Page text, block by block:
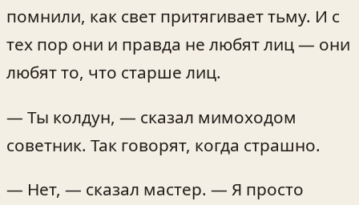
помнили, как свет притягивает тьму. И с
тех пор они и правда не любят лиц — они
любят то, что старше лиц.
— Ты колдун, — сказал мимоходом
советник. Так говорят, когда страшно.
— Нет, — сказал мастер. — Я просто